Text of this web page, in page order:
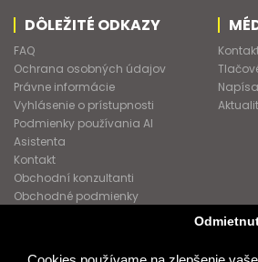
DÔLEŽITÉ ODKAZY
FAQ
Ochrana osobných údajov
Právne informácie
Vyhlásenie o prístupnosti
Podmienky používania AI
Asistenta
Kontakt
Obchodní konzultanti
Obchodné podmienky